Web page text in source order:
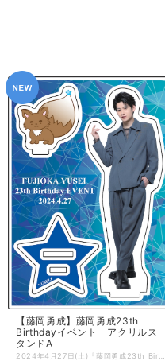
【藤岡勇成】藤岡勇成23th
Birthdayイベント アクリルス
タンドA